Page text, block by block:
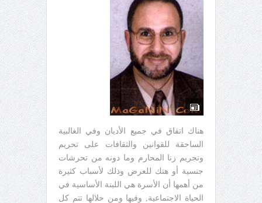
هناك اتفاق في جميع الأديان وفي الغالبية
الساحقة للقوانين والثقافات على تحريم
وتجريم زنا المحارم وما دونه من تحرشات
جنسية أو هتك للعرض وذلك لأسباب كثيرة
من أهمها أن الأسرة هي اللبنة الأساسية في
الحياة الاجتماعية, وفيها ومن خلالها تتم كل